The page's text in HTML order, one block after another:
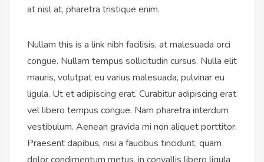
at nisl at, pharetra tristique enim.
Nullam this is a link nibh facilisis, at malesuada orci
congue. Nullam tempus sollicitudin cursus. Nulla elit
mauris, volutpat eu varius malesuada, pulvinar eu
ligula. Ut et adipiscing erat. Curabitur adipiscing erat
vel libero tempus congue. Nam pharetra interdum
vestibulum. Aenean gravida mi non aliquet porttitor.
Praesent dapibus, nisi a faucibus tincidunt, quam